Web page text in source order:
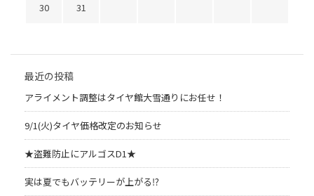
30
31
最近の投稿
アライメント調整はタイヤ館大雪通りにお任せ！
9/1(火)タイヤ価格改定のお知らせ
★盗難防止にアルゴスD1★
実は夏でもバッテリーが上がる⁉︎